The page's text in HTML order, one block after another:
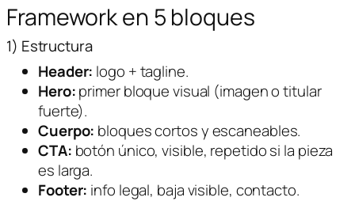
Framework en 5 bloques
1) Estructura
Header: logo + tagline.
Hero:primer bloque visual (imagen o titular
fuerte).
Cuerpo: bloques cortos y escaneables.
CTA: botón único, visible, repetido si la pieza
es larga.
Footer: info legal, baja visible, contacto.